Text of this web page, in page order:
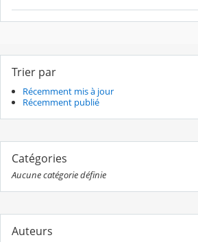
Trier par
Récemment mis à jour
Récemment publié
Catégories
Aucune catégorie définie
Auteurs